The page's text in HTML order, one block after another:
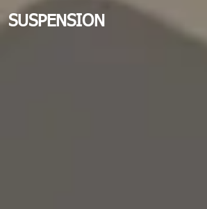
SUSPENSION